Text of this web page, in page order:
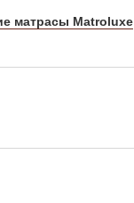
матрасы Matroluxe